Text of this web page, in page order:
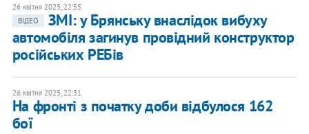
26 квітня 2025, 22:55
ВІДЕО
ЗМІ: у Брянську внаслідок вибуху
автомобіля загинув провідний конструктор
російських РЕБів
26 квітня 2025, 22:31
На фронті з початку доби відбулося 162
бої